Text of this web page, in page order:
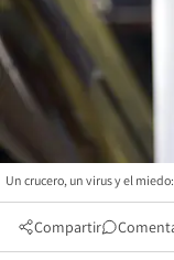
Un crucero, un virus y el
Compartir